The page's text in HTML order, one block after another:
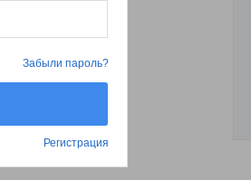
Регистрация
Забыли пароль?